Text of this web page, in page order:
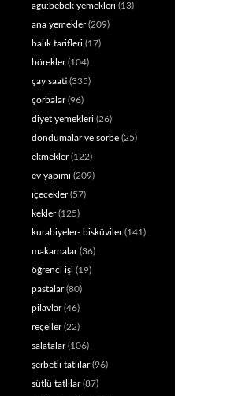
agu:bebek yemekleri (13)
ana yemekler(209)
balık tarifleri (17)
börekler(104)
çay saati (335)
çorbalar(96)
diyet yemekleri (26)
dondumalar ve sorbe (25)
ekmekler(122)
ev yapımı (209)
içecekler(57)
kekler(125)
kurabiyeler- bisküviler(141)
makarnalar(36)
öğrenci işi (19)
pastalar(80)
pilavlar(46)
reçeller(22)
salatalar(106)
şerbetli tatlılar(96)
sütlü tatlılar(87)